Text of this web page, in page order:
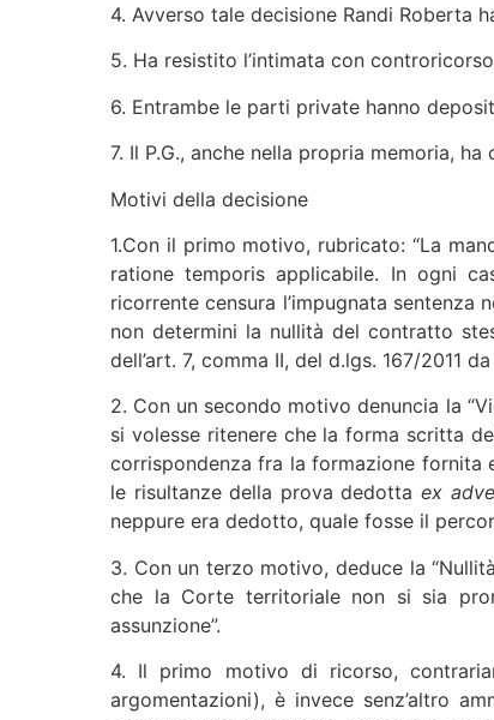
4. Avverso tale decisione Randi Roberta
5. Ha resistito l’intimata con
6. Entrambe le parti private hanno
7. Il P.G., anche nella propria memoria,
Motivi della decisione
1.Con il primo motivo, rubricato: “La
ratione temporis applicabile. In ogni
ricorrente censura l’impugnata
non determini la nullità del contratto
dell’art. 7, comma II, del d.lgs. 167/2011
2. Con un secondo motivo denuncia la
si volesse ritenere che la forma scritta
corrispondenza fra la formazione
le risultanze della prova dedottaex
neppure era dedotto, quale fosse il
3. Con un terzo motivo, deduce la
che la Corte territoriale non si sia
assunzione”.
4. Il primo motivo di ricorso,
argomentazioni), è invece senz’altro